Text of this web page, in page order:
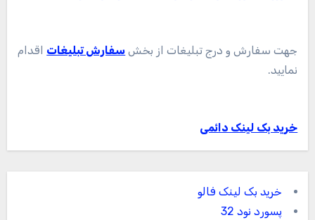
جهت سفارش و درج تبلیغات از بخش سفارش تبلیغات اقدام
نمایید.
خرید بک لینک دائمی
خرید بک لینک فالو
پسورد نود 32